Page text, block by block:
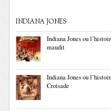
INDIANA JONES
Indiana Jones ou
maudit
Indiana Jones ou
Croisade